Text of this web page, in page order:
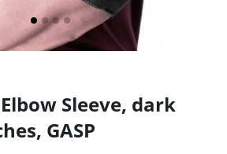
Sleeve, dark
, GASP